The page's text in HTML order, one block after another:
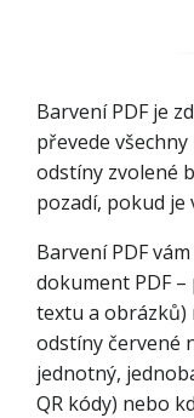
Barvení PDF je
převede
odstíny zvolené
pozadí, pokud je
Barvení PDF
dokument PDF
textu a obrázků)
odstíny červené
jednotný,
QR kódy) nebo